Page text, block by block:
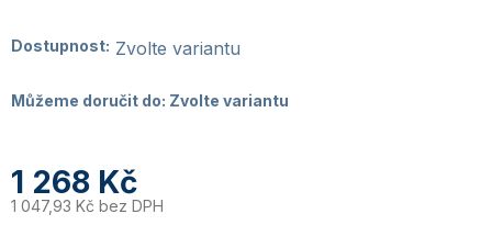
Dostupnost: Zvolte variantu
Můžeme doručit do: Zvolte variantu
1 268 Kč
1 047,93 Kč bez DPH